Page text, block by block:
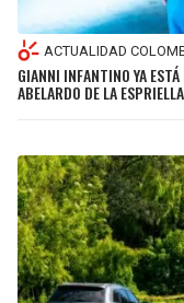
COLTS
TITANS
COWBOYS
GIANTS
MAGIC
WARRIORS
CLIPPERS
LAKERS
ACTUALIDAD
GIANNI INFANTINO YA
ABELARDO DE LA ESPRIELLA